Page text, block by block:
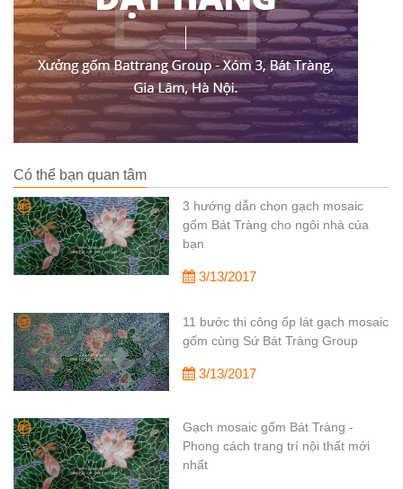
Có thể bạn quan tâm
3 hướng dẫn chọn gạch mosaic
gốm Bát Tràng cho ngôi nhà của
bạn
3/13/2017
11 bước thi công ốp lát gạch mosaic
gốm cùng Sứ Bát Tràng Group
3/13/2017
Gạch mosaic gốm Bát Tràng -
Phong cách trang trí nội thất mới
nhất